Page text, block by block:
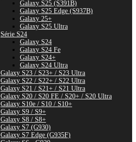
Galaxy S25 (S391B)
Galaxy S25 Edge (S937B)
Galaxy 25+
Galaxy S25 Ultra
Série S24
Galaxy S24
Galaxy S24 Fe
Galaxy S24+
Galaxy S24 Ultra
Galaxy S23 / S23+ / S23 Ultra
Galaxy S22 / S22+ / S22 Ultra
Galaxy S21 / S21+ / S21 Ultra
Galaxy S20 / S20 FE / S20+ / S20 Ultra
Galaxy S10e / S10 / S10+
Galaxy S9 / S9+
Galaxy S8 / S8+
Galaxy S7 (G930)
Galaxy S7 Edge (G935F)